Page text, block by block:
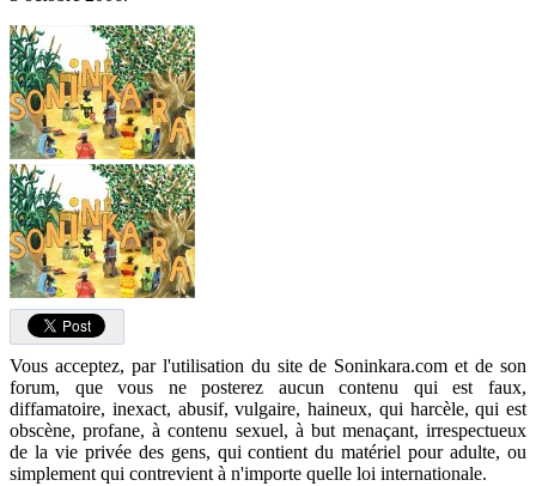
Vous acceptez, par l'utilisation du site de Soninkara.com et de son
forum, que vous ne posterez aucun contenu qui est faux,
diffamatoire, inexact, abusif, vulgaire, haineux, qui harcèle, qui est
obscène, profane, à contenu sexuel, à but menaçant, irrespectueux
de la vie privée des gens, qui contient du matériel pour adulte, ou
simplement qui contrevient à n'importe quelle loi internationale.